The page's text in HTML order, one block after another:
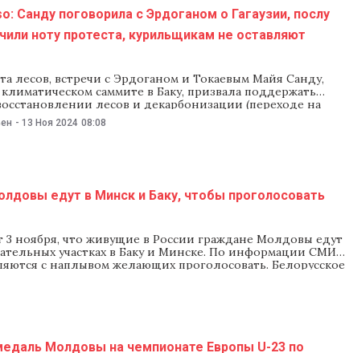
Санду поговорила с Эрдоганом о Гагаузии, послу
ноту протеста, курильщикам не оставляют
лесов, встречи с Эрдоганом и Токаевым Майя Санду,
климатическом саммите в Баку, призвала поддержать
лесов и декарбонизации (переходе на
источники энергии). В Молдове тем временем
проектов в области охраны окружающей среды. На
- 13 Ноя 2024 08:08
едут в Минск и Баку, чтобы проголосовать
ноября, что живущие в России граждане Молдовы едут
участках в Баку и Минске. По информации СМИ,
с наплывом желающих проголосовать. Белорусское
Молдовы на чемпионате Европы U-23 по